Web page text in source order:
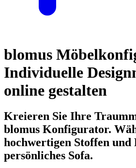
blomus
Individuelle
online gestalten
Kreieren Sie Ihre
blomus Konfigurator.
hochwertigen Stoffen
persönliches Sofa.